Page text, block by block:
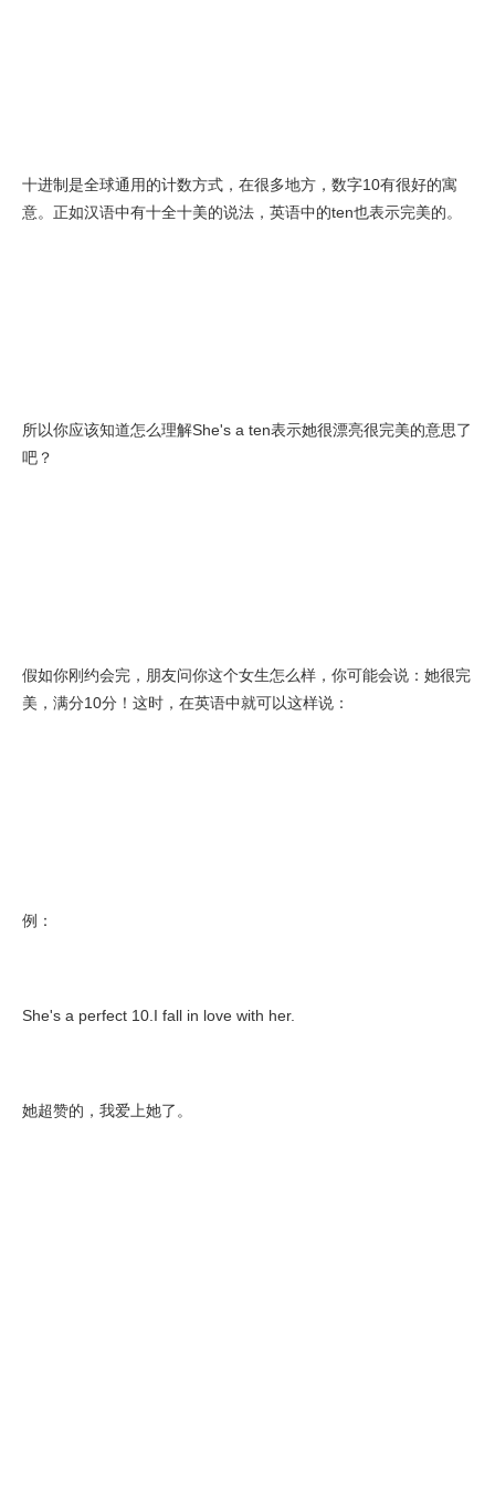
十进制是全球通用的计数方式，在很多地方，数字10有很好的寓
意。正如汉语中有十全十美的说法，英语中的ten也表示完美的。
所以你应该知道怎么理解She's a ten表示她很漂亮很完美的意思了
吧？
假如你刚约会完，朋友问你这个女生怎么样，你可能会说：她很完
美，满分10分！这时，在英语中就可以这样说：
例：
She's a perfect 10.I fall in love with her.
她超赞的，我爱上她了。